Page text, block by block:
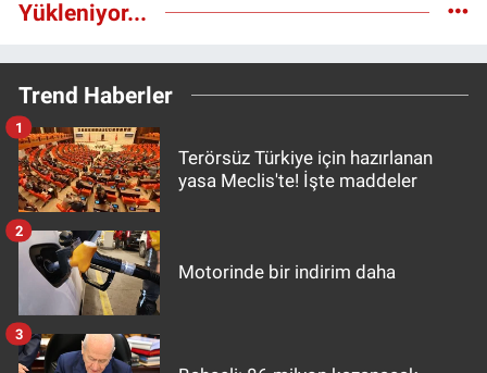
Yükleniyor...
Trend Haberler
Terörsüz Türkiye için hazırlanan
yasa Meclis'te! İşte maddeler
1
Motorinde bir indirim daha
2
3